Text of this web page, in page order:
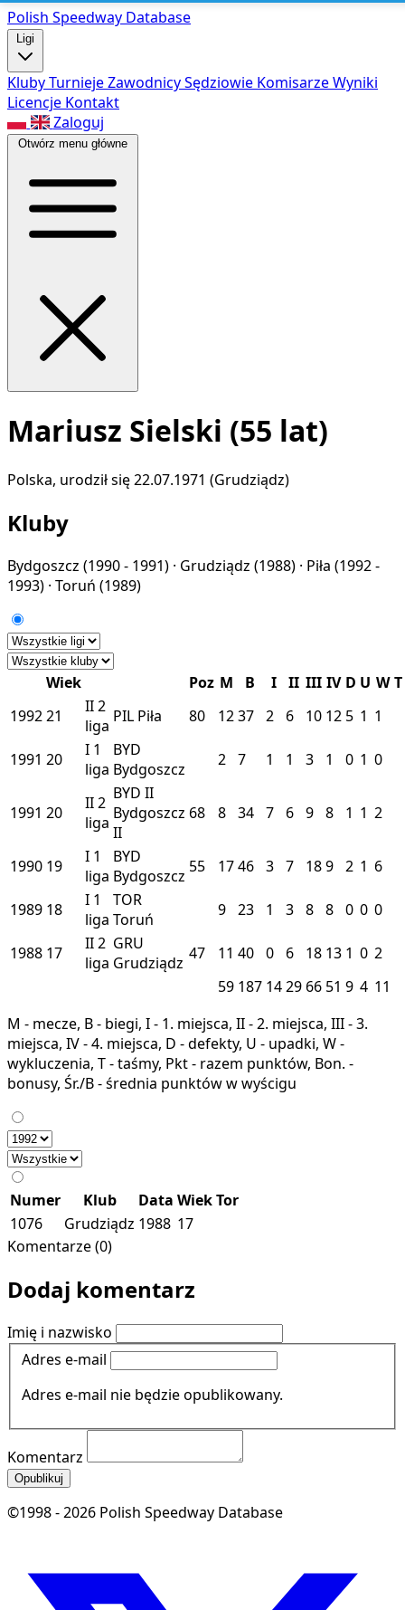
Polish Speedway Database
Ligi
KlubyTurniejeZawodnicySędziowie KomisarzeWyniki
Licencje Kontakt
Zaloguj
Otwórz menu główne
Mariusz Sielski (55 lat)
Polska, urodził się 22.07.1971 (Grudziądz)
Kluby
Bydgoszcz (1990 - 1991) · Grudziądz (1988) · Piła (1992 -
1993) · Toruń (1989)
Wiek Poz M B I II III IV D U W T
199221 II2
liga PIL Piła 80 1237 2 6 10 12 5 1 1
1991 20 I 1
liga
BYD
Bydgoszcz
2 7 1 1 3 1 0 1 0
1991 20 II2
liga
BYD II
Bydgoszcz
II
68 8 34 7 6 9 8 1 1 2
1990 19 I 1
liga
BYD
Bydgoszcz 55 1746 3 7 189 2 1 6
1989 18 I 1
liga
TOR
Toruń
9 23 1 3 8 8 0 0 0
1988 17 II2
liga
GRU
Grudziądz 47 11 40 0 6 18 13 1 0 2
59 187 1429 66 51 9 4 11
M - mecze, B - biegi, I - 1. miejsca, II - 2. miejsca, III - 3.
miejsca, IV - 4. miejsca, D - defekty, U - upadki, W -
wykluczenia, T - taśmy, Pkt - razem punktów, Bon. -
bonusy, Śr./B - średnia punktów w wyścigu
Numer Klub Data WiekTor
1076
Grudziądz 1988 17
Komentarze (0)
Dodaj komentarz
Imię i nazwisko
Adres e-mail
Adres e-mail nie będzie opublikowany.
Komentarz
Opublikuj
©1998 - 2026 Polish Speedway Database